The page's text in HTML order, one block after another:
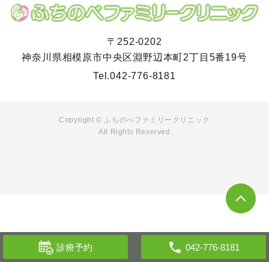
診療予約
〒252-0202
神奈川県相模原市中央区淵野辺本町2丁目5番19号​​
Tel.042-776-8181
Copyright © ふちのべファミリークリニック
All Rights Reserved.